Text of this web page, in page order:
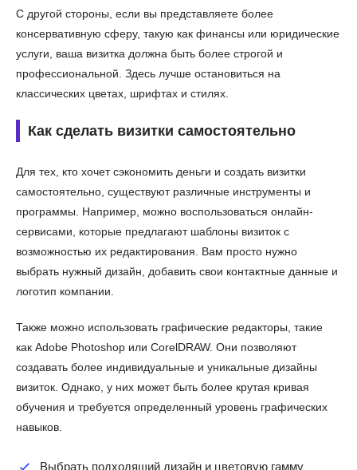
С другой стороны, если вы представляете более
консервативную сферу, такую как финансы или юридические
услуги, ваша визитка должна быть более строгой и
профессиональной. Здесь лучше остановиться на
классических цветах, шрифтах и стилях.
Как сделать визитки самостоятельно
Для тех, кто хочет сэкономить деньги и создать визитки
самостоятельно, существуют различные инструменты и
программы. Например, можно воспользоваться онлайн-
сервисами, которые предлагают шаблоны визиток с
возможностью их редактирования. Вам просто нужно
выбрать нужный дизайн, добавить свои контактные данные и
логотип компании.
Также можно использовать графические редакторы, такие
как Adobe Photoshop или CorelDRAW. Они позволяют
создавать более индивидуальные и уникальные дизайны
визиток. Однако, у них может быть более крутая кривая
обучения и требуется определенный уровень графических
навыков.
Выбрать подходящий дизайн и цветовую гамму